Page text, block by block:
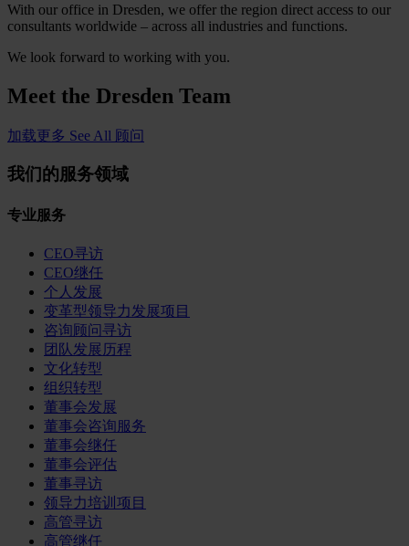
With our office in Dresden, we offer the region direct access to our
consultants worldwide – across all industries and functions.
We look forward to working with you.
Meet the Dresden Team
加载更多 See All 顾问
我们的服务领域
专业服务
CEO寻访
CEO继任
个人发展
变革型领导力发展项目
咨询顾问寻访
团队发展历程
文化转型
组织转型
董事会发展
董事会咨询服务
董事会继任
董事会评估
董事寻访
领导力培训项目
高管寻访
高管继任